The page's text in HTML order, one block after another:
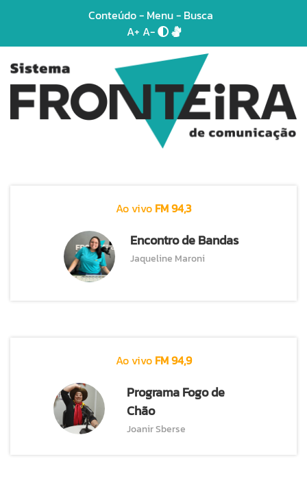
Conteúdo- Menu- Busca
A+ A-
Ao vivo FM 94,3
Encontro de Bandas
Jaqueline Maroni
Ao vivo FM 94,9
Programa Fogo de
Chão
Joanir Sberse